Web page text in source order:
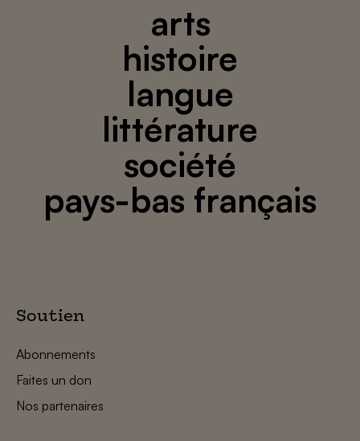
arts
histoire
langue
littérature
société
pays-bas français
Soutien
Abonnements
Faites un don
Nos partenaires